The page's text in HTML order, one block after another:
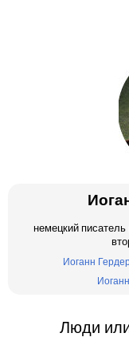
немецкий писатель
Иоганн
Люди